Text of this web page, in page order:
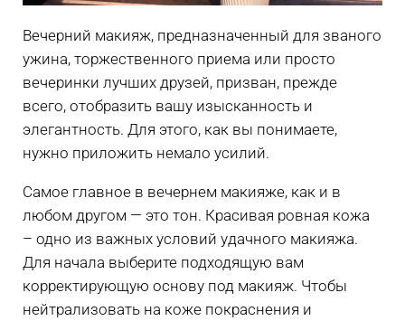
Вечерний макияж, предназначенный для званого
ужина, торжественного приема или просто
вечеринки лучших друзей, призван, прежде
всего, отобразить вашу изысканность и
элегантность. Для этого, как вы понимаете,
нужно приложить немало усилий.
Самое главное в вечернем макияже, как и в
любом другом — это тон. Красивая ровная кожа
– одно из важных условий удачного макияжа.
Для начала выберите подходящую вам
корректирующую основу под макияж. Чтобы
нейтрализовать на коже покраснения и